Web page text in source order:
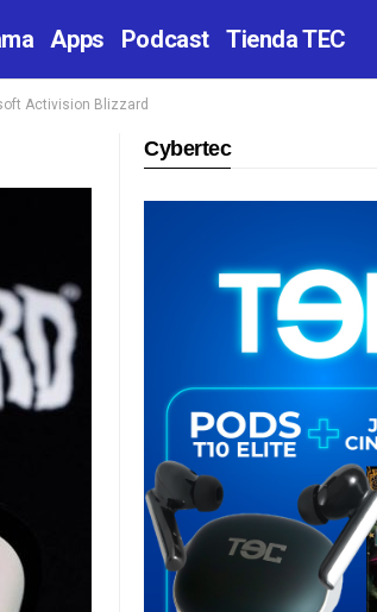
Apps Podcast Tienda TEC
Activision Blizzard
Cybertec